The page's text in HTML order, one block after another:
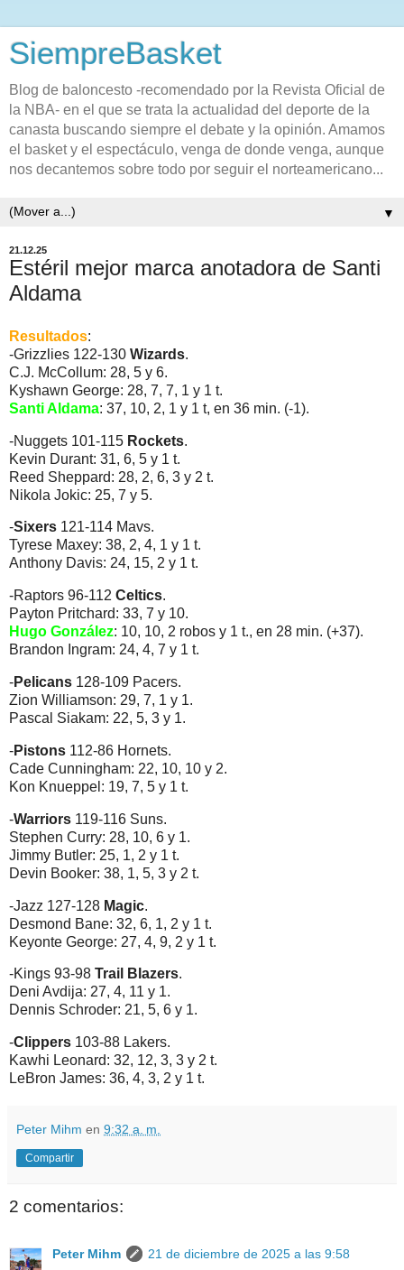
SiempreBasket
Blog de baloncesto -recomendado por la Revista Oficial de
la NBA- en el que se trata la actualidad del deporte de la
canasta buscando siempre el debate y la opinión. Amamos
el basket y el espectáculo, venga de donde venga, aunque
nos decantemos sobre todo por seguir el norteamericano...
▼
21.12.25
Estéril mejor marca anotadora de Santi
Aldama
Resultados:
-Grizzlies 122-130 Wizards.
C.J. McCollum: 28, 5 y 6.
Kyshawn George: 28, 7, 7, 1 y 1 t.
Santi Aldama: 37, 10, 2, 1 y 1 t, en 36 min. (-1).
-Nuggets 101-115 Rockets.
Kevin Durant: 31, 6, 5 y 1 t.
Reed Sheppard: 28, 2, 6, 3 y 2 t.
Nikola Jokic: 25, 7 y 5.
-Sixers 121-114 Mavs.
Tyrese Maxey: 38, 2, 4, 1 y 1 t.
Anthony Davis: 24, 15, 2 y 1 t.
-Raptors 96-112 Celtics.
Payton Pritchard: 33, 7 y 10.
Hugo González: 10, 10, 2 robos y 1 t., en 28 min. (+37).
Brandon Ingram: 24, 4, 7 y 1 t.
-Pelicans 128-109 Pacers.
Zion Williamson: 29, 7, 1 y 1.
Pascal Siakam: 22, 5, 3 y 1.
-Pistons 112-86 Hornets.
Cade Cunningham: 22, 10, 10 y 2.
Kon Knueppel: 19, 7, 5 y 1 t.
-Warriors 119-116 Suns.
Stephen Curry: 28, 10, 6 y 1.
Jimmy Butler: 25, 1, 2 y 1 t.
Devin Booker: 38, 1, 5, 3 y 2 t.
-Jazz 127-128 Magic.
Desmond Bane: 32, 6, 1, 2 y 1 t.
Keyonte George: 27, 4, 9, 2 y 1 t.
-Kings 93-98 Trail Blazers.
Deni Avdija: 27, 4, 11 y 1.
Dennis Schroder: 21, 5, 6 y 1.
-Clippers 103-88 Lakers.
Kawhi Leonard: 32, 12, 3, 3 y 2 t.
LeBron James: 36, 4, 3, 2 y 1 t.
Peter Mihm en 9:32 a. m.
Compartir
2 comentarios:
Peter Mihm
21 de diciembre de 2025 a las 9:58